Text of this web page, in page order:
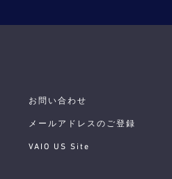
お問い合わせ
メールアドレスのご登録
VAIO US Site